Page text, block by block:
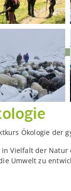
Ökologie der
Vielfalt der
Umwelt zu